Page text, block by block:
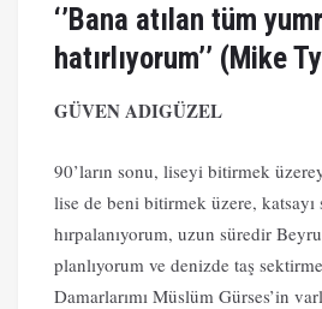
‘’Bana atılan tüm
hatırlıyorum’’ (Mike
GÜVEN ADIGÜZEL
90’ların sonu, liseyi bitirmek
lise de beni bitirmek üzere, katsayı
hırpalanıyorum, uzun süredir
planlıyorum ve denizde taş
Damarlarımı Müslüm Gürses’in